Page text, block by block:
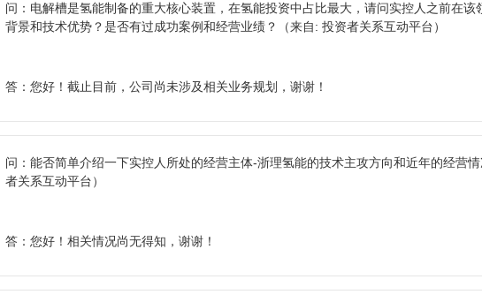
问： 电解槽是氢能制备的重大核心装置，在氢能投资中占比最大，请问实控人之前在该
背景和技术优势？是否有过成功案例和经营业绩？
（来自: 投资者关系互动平台）
答： 您好！截止目前，公司尚未涉及相关业务规划，谢谢！
问： 能否简单介绍一下实控人所处的经营主体-浙理氢能的技术主攻方向和近年的经营情
者关系互动平台）
答： 您好！相关情况尚无得知，谢谢！